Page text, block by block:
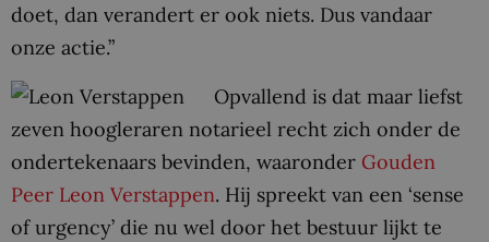
doet, dan verandert er ook niets. Dus vandaar
onze actie.”
Opvallend is dat maar liefst
zeven hoogleraren notarieel recht zich onder de
ondertekenaars bevinden, waaronder Gouden
Peer Leon Verstappen. Hij spreekt van een ‘sense
of urgency’ die nu wel door het bestuur lijkt te